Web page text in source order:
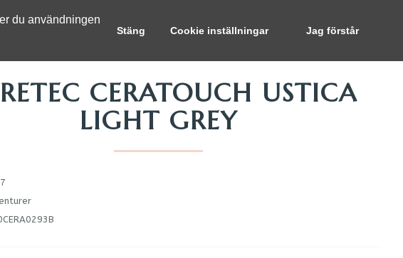
du användningen
Stäng Cookie inställningar Jag förstår
CERATOUCH USTICA
LIGHT GREY